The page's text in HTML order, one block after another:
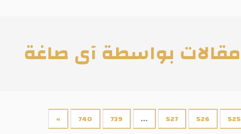
مقالات بواسطة آى صاغة
525
526
527
...
739
740
»